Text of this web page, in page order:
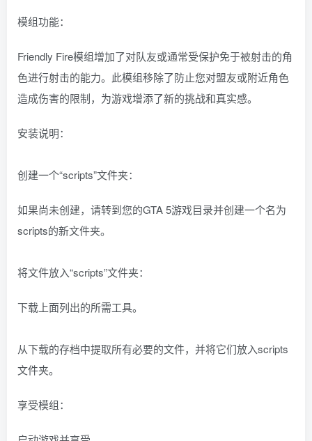
模组功能：
Friendly Fire模组增加了对队友或通常受保护免于被射击的角
色进行射击的能力。此模组移除了防止您对盟友或附近角色
造成伤害的限制，为游戏增添了新的挑战和真实感。
安装说明：
创建一个“scripts”文件夹：
如果尚未创建，请转到您的GTA 5游戏目录并创建一个名为
scripts的新文件夹。
将文件放入“scripts”文件夹：
下载上面列出的所需工具。
从下载的存档中提取所有必要的文件，并将它们放入scripts
文件夹。
享受模组：